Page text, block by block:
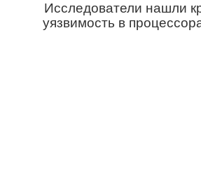
Исследователи нашли
уязвимость в